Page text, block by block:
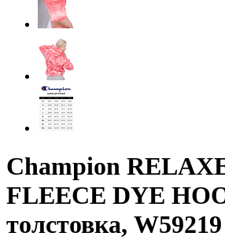
Champion
FLEECE DYE
толстовка, W59219